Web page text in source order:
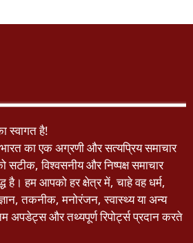
स्वागत है!
का एक अग्रणी और सत्यप्रिय समाचार
सटीक, विश्वसनीय और निष्पक्ष समाचार
है। हम आपको हर क्षेत्र में, चाहे वह धर्म,
तकनीक, मनोरंजन, स्वास्थ्य या अन्य
अपडेट्स और तथ्यपूर्ण रिपोर्ट्स प्रदान करते